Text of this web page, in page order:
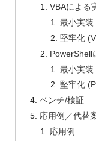
VBAによる
最小実装
堅牢化
PowerShell
最小実装
堅牢化
ベンチ/検証
応用例／代替
応用例